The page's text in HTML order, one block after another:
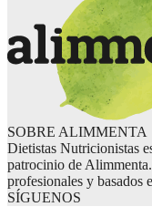
SOBRE ALIMMENTA
Dietistas Nutricionistas
patrocinio de
profesionales y basados
SÍGUENOS